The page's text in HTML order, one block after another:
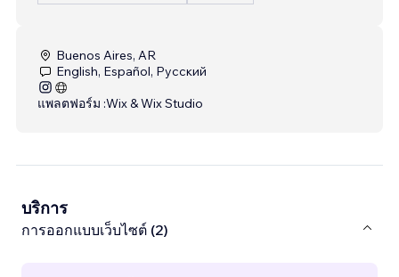
Buenos Aires, AR
English, Español, Русский
แพลตฟอร์ม :Wix & Wix Studio
บริการ
การออกแบบเว็บไซต์ (2)